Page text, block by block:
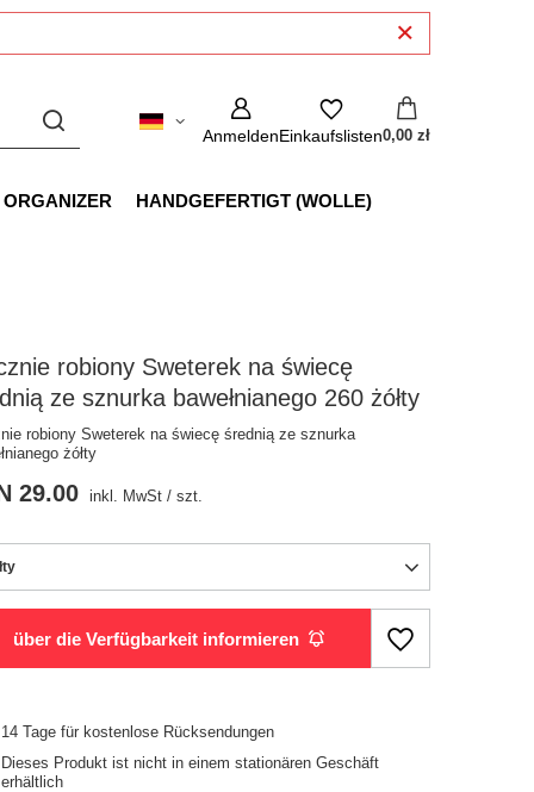
AnmeldenEinkaufslisten0,00 zł
HANDGEFERTIGT (WOLLE)
robiony Sweterek na świecę
ze sznurka bawełnianego 260 żółty
robiony Sweterek na świecę średnią ze sznurka
żółty
29.00 inkl. MwSt /szt.
über die Verfügbarkeit informieren
14 Tage für kostenlose Rücksendungen
Dieses Produkt ist nicht in einem stationären Geschäft
erhältlich